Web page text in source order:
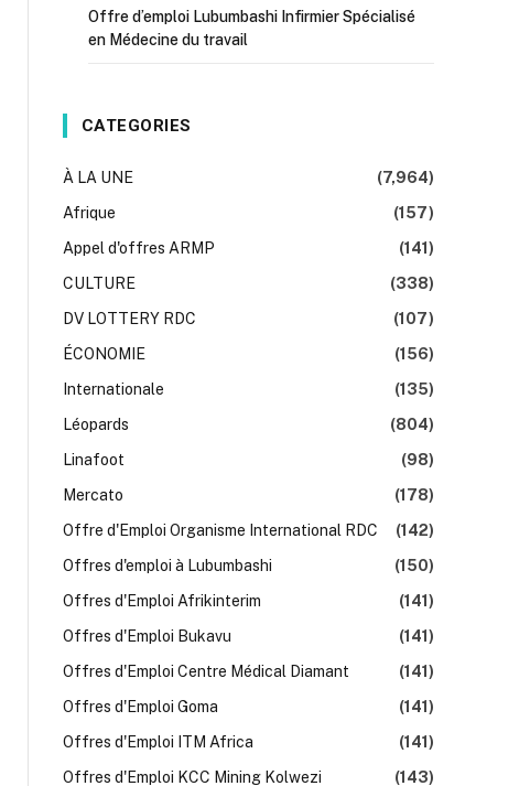
Offre d’emploi Lubumbashi Infirmier Spécialisé
en Médecine du travail
CATEGORIES
À LA UNE
(7,964)
Afrique
(157)
Appel d'offres ARMP
(141)
CULTURE
(338)
DV LOTTERY RDC
(107)
ÉCONOMIE
(156)
Internationale
(135)
Léopards
(804)
Linafoot
(98)
Mercato
(178)
Offre d'Emploi Organisme International RDC
(142)
Offres d'emploi à Lubumbashi
(150)
Offres d'Emploi Afrikinterim
(141)
Offres d'Emploi Bukavu
(141)
Offres d'Emploi Centre Médical Diamant
(141)
Offres d'Emploi Goma
(141)
Offres d'Emploi ITM Africa
(141)
Offres d'Emploi KCC Mining Kolwezi
(143)